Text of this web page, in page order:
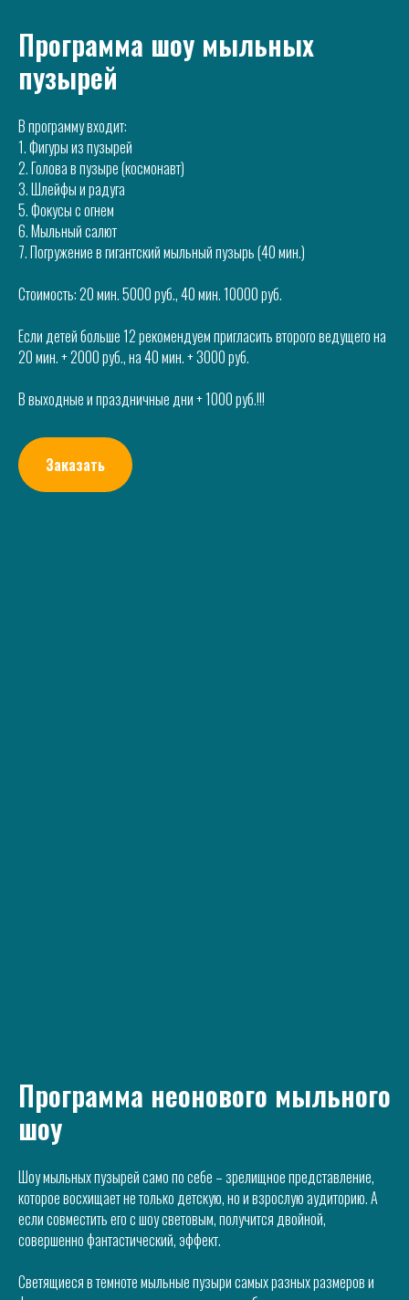
Программа шоу мыльных
пузырей
В программу входит:
1. Фигуры из пузырей
2. Голова в пузыре (космонавт)
3. Шлейфы и радуга
5. Фокусы с огнем
6. Мыльный салют
7. Погружение в гигантский мыльный пузырь (40 мин.)
Стоимость: 20 мин. 5000 руб., 40 мин. 10000 руб.
Если детей больше 12 рекомендуем пригласить второго ведущего на
20 мин. + 2000 руб., на 40 мин. + 3000 руб.
В выходные и праздничные дни + 1000 руб.!!!
Заказать
Программа неонового мыльного
шоу
Шоу мыльных пузырей само по себе – зрелищное представление,
которое восхищает не только детскую, но и взрослую аудиторию. А
если совместить его с шоу световым, получится двойной,
совершенно фантастический, эффект.
Светящиеся в темноте мыльные пузыри самых разных размеров и